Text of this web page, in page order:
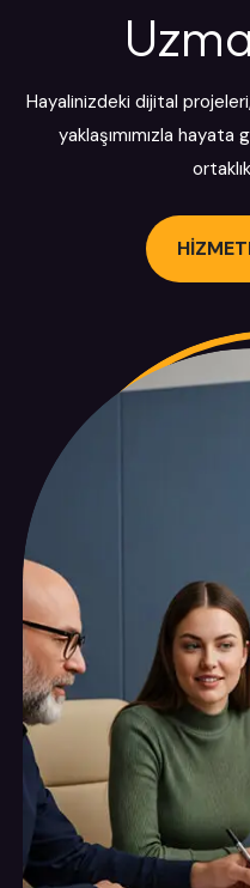
Uzma
Hayalinizdeki dijital
yaklaşımımızla hayata